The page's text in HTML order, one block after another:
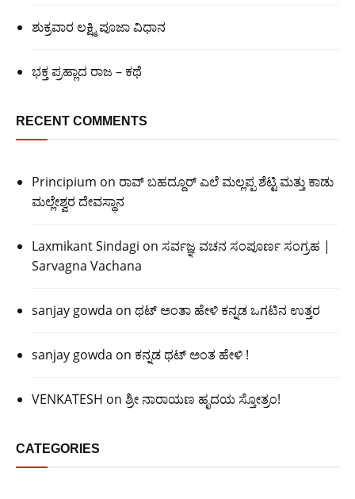
ಶುಕ್ರವಾರ ಲಕ್ಷ್ಮಿ ಪೂಜಾ ವಿಧಾನ
ಭಕ್ತ ಪ್ರಹ್ಲಾದ ರಾಜ – ಕಥೆ
RECENT COMMENTS
Principium on ರಾವ್ ಬಹದ್ದೂರ್ ಎಲೆ ಮಲ್ಲಪ್ಪ ಶೆಟ್ಟಿ ಮತ್ತು ಕಾಡು
ಮಲ್ಲೇಶ್ವರ ದೇವಸ್ಥಾನ
Laxmikant Sindagi on ಸರ್ವಜ್ಞ ವಚನ ಸಂಪೂರ್ಣ ಸಂಗ್ರಹ |
Sarvagna Vachana
sanjay gowda on ಥಟ್ ಅಂತಾ ಹೇಳಿ ಕನ್ನಡ ಒಗಟಿನ ಉತ್ತರ
sanjay gowda on ಕನ್ನಡ ಥಟ್ ಅಂತ ಹೇಳಿ !
VENKATESH on ಶ್ರೀ ನಾರಾಯಣ ಹೃದಯ ಸ್ತೋತ್ರಂ!
CATEGORIES